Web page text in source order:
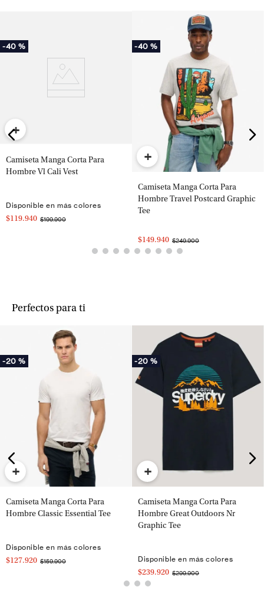
-40 %
+
Camiseta Manga Corta Para
Hombre Vl Cali Vest
Disponible en más colores
$119.940 $199.900
-40 %
+
Camiseta Manga Corta Para
Hombre Travel Postcard Graphic
Tee
$149.940 $249.900
Perfectos para ti
-20 %
+
Camiseta Manga Corta Para
Hombre Classic Essential Tee
Disponible en más colores
$127.920 $159.900
-20 %
+
Camiseta Manga Corta Para
Hombre Great Outdoors Nr
Graphic Tee
Disponible en más colores
$239.920 $299.900